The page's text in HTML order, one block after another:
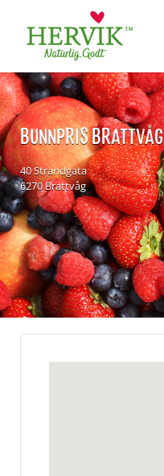
for:
BUNNPRIS BRATTVÅG
40 Strandgata
6270 Brattvåg